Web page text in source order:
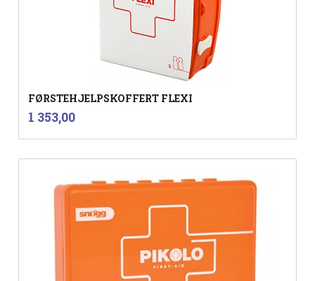
FØRSTEHJELPSKOFFERT FLEXI
Pris
1 353,00